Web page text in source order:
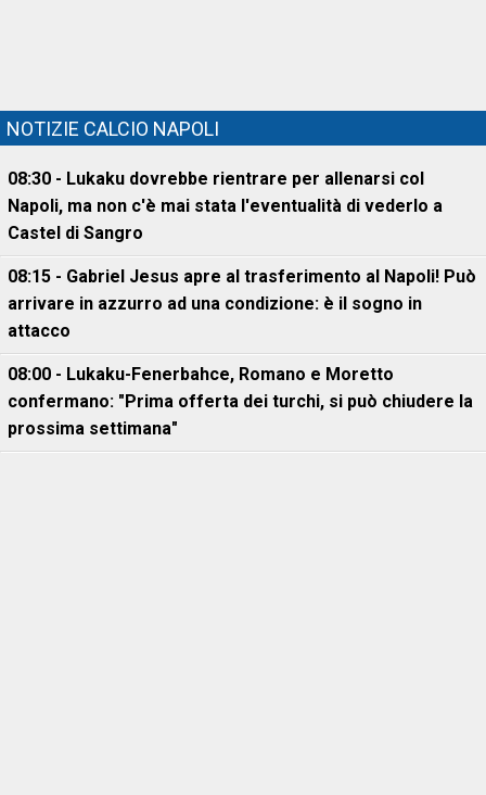
NOTIZIE CALCIO NAPOLI
08:30 - Lukaku dovrebbe rientrare per allenarsi col
Napoli, ma non c'è mai stata l'eventualità di vederlo a
Castel di Sangro
08:15 - Gabriel Jesus apre al trasferimento al Napoli! Può
arrivare in azzurro ad una condizione: è il sogno in
attacco
08:00 - Lukaku-Fenerbahce, Romano e Moretto
confermano: "Prima offerta dei turchi, si può chiudere la
prossima settimana"